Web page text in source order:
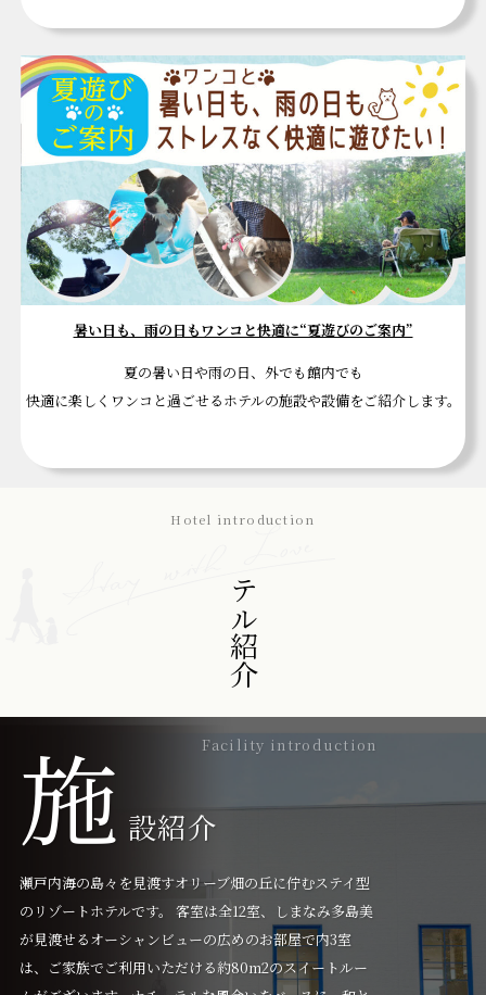
暑い日も、雨の日もワンコと快適に“夏遊びのご案内”
夏の暑い日や雨の日、外でも館内でも
快適に楽しくワンコと過ごせるホテルの施設や設備をご紹介します。
ホテル紹介
Hotel introduction
施 設紹介
Facility introduction
瀬戸内海の島々を見渡すオリーブ畑の丘に佇むステイ型
のリゾートホテルです。 客室は全12室、しまなみ多島美
が見渡せるオーシャンビューの広めのお部屋で内3室
は、ご家族でご利用いただける約80m2のスイートルー